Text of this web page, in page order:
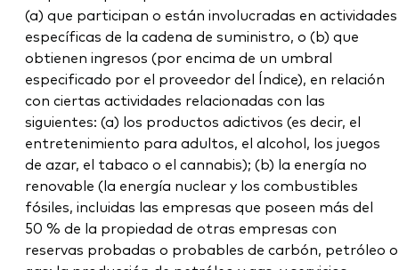
(a) que participan o están involucradas en actividades
específicas de la cadena de suministro, o (b) que
obtienen ingresos (por encima de un umbral
especificado por el proveedor del Índice), en relación
con ciertas actividades relacionadas con las
siguientes: (a) los productos adictivos (es decir, el
entretenimiento para adultos, el alcohol, los juegos
de azar, el tabaco o el cannabis); (b) la energía no
renovable (la energía nuclear y los combustibles
fósiles, incluidas las empresas que poseen más del
50 % de la propiedad de otras empresas con
reservas probadas o probables de carbón, petróleo o